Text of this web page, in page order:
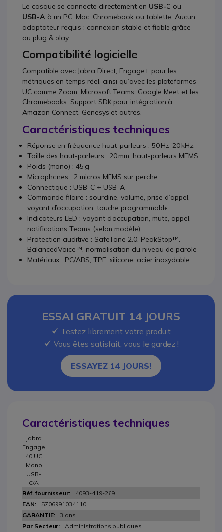
Le casque se connecte directement en USB-C ou
USB-A à un PC, Mac, Chromebook ou tablette. Aucun
adaptateur requis : connexion stable et fiable grâce
au plug & play.
Compatibilité logicielle
Compatible avec Jabra Direct, Engage+ pour les
métriques en temps réel, ainsi qu’avec les plateformes
UC comme Zoom, Microsoft Teams, Google Meet et les
Chromebooks. Support SDK pour intégration à
Amazon Connect, Genesys et autres.
Caractéristiques techniques
Réponse en fréquence haut-parleurs : 50 Hz–20 kHz
Taille des haut-parleurs : 20 mm, haut-parleurs MEMS
Poids (mono) : 45 g
Microphones : 2 micros MEMS sur perche
Connectique : USB-C + USB-A
Commande filaire : sourdine, volume, prise d’appel,
voyant d’occupation, touche programmable
Indicateurs LED : voyant d’occupation, mute, appel,
notifications Teams (selon modèle)
Protection auditive : SafeTone 2.0, PeakStop™,
BalancedVoice™, normalisation du niveau de parole
Matériaux : PC/ABS, TPE, silicone, acier inoxydable
ESSAI GRATUIT 14 JOURS
OK
Testez librement votre produit
OK
Vous êtes satisfait, vous le gardez !
ESSAYEZ 14 JOURS!
Caractéristiques techniques
Jabra
Engage
40 UC
Mono
USB-
C/A
4093-419-269
5706991034110
3 ans
Administrations publiques